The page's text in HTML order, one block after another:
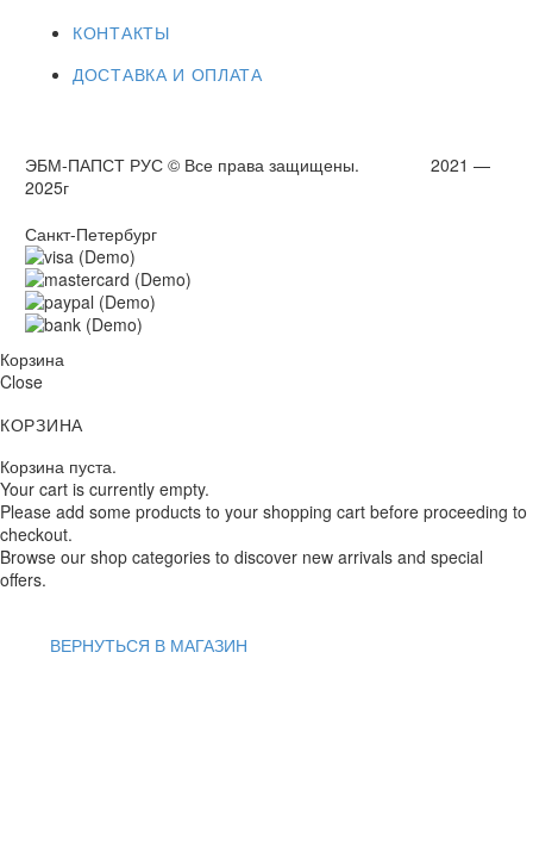
КОНТАКТЫ
ДОСТАВКА И ОПЛАТА
ЭБМ-ПАПСТ РУС © Все права защищены. 2021 —
2025г
Санкт-Петербург
Корзина
Close
КОРЗИНА
Корзина пуста.
Your cart is currently empty.
Please add some products to your shopping cart before proceeding to
checkout.
Browse our shop categories to discover new arrivals and special
offers.
ВЕРНУТЬСЯ В МАГАЗИН